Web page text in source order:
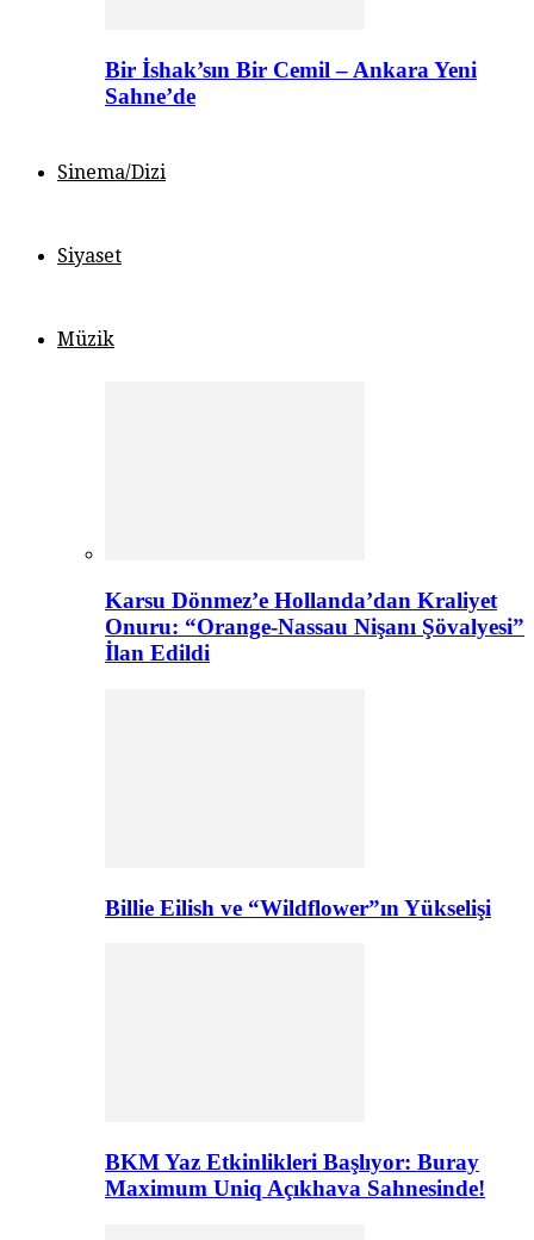
Bir İshak’sın Bir Cemil – Ankara Yeni
Sahne’de
Sinema/Dizi
Siyaset
Müzik
Karsu Dönmez’e Hollanda’dan Kraliyet
Onuru: “Orange-Nassau Nişanı Şövalyesi”
İlan Edildi
Billie Eilish ve “Wildflower”ın Yükselişi
BKM Yaz Etkinlikleri Başlıyor: Buray
Maximum Uniq Açıkhava Sahnesinde!